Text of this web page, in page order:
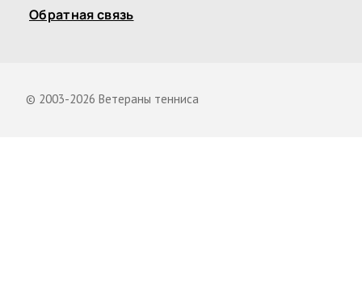
Обратная связь
© 2003-2026 Ветераны тенниса